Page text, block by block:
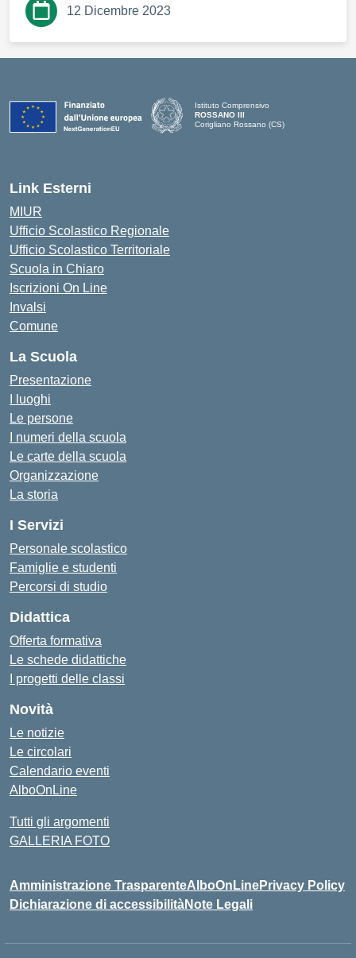
12 Dicembre 2023
Istituto Comprensivo
ROSSANO III
Corigliano Rossano (CS)
Link Esterni
MIUR
Ufficio Scolastico Regionale
Ufficio Scolastico Territoriale
Scuola in Chiaro
Iscrizioni On Line
Invalsi
Comune
La Scuola
Presentazione
I luoghi
Le persone
I numeri della scuola
Le carte della scuola
Organizzazione
La storia
I Servizi
Personale scolastico
Famiglie e studenti
Percorsi di studio
Didattica
Offerta formativa
Le schede didattiche
I progetti delle classi
Novità
Le notizie
Le circolari
Calendario eventi
AlboOnLine
Tutti gli argomenti
GALLERIA FOTO
Amministrazione TrasparenteAlboOnLinePrivacy Policy
Dichiarazione di accessibilitàNote Legali